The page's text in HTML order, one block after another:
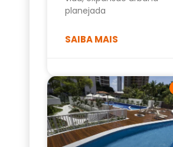
planejada
SAIBA MAIS